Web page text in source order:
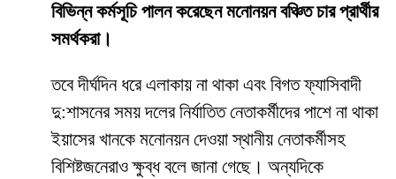
বিভিন্ন কর্মসূচি পালন করেছেন মনোনয়ন বঞ্চিত চার প্রার্থীর
সমর্থকরা।
তবে দীর্ঘদিন ধরে এলাকায় না থাকা এবং বিগত ফ্যাসিবাদী
দু:শাসনের সময় দলের নির্যাতিত নেতাকর্মীদের পাশে না থাকা
ইয়াসের খানকে মনোনয়ন দেওয়া স্থানীয় নেতাকর্মীসহ
বিশিষ্টজনেরাও ক্ষুব্ধ বলে জানা গেছে। অন্যদিকে